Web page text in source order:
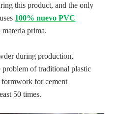
this product, and the only
100% nuevo PVC
materia prima.
during production,
of traditional plastic
for cement
50 times.